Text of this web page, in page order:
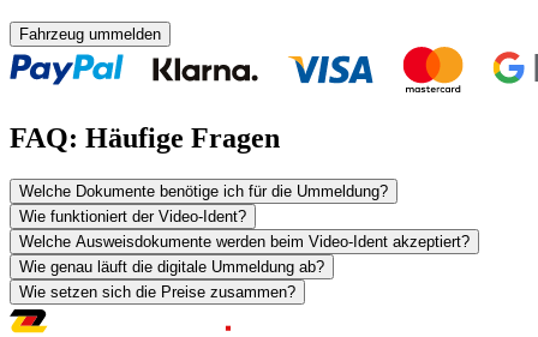
Fahrzeug ummelden
FAQ: Häufige Fragen
Welche Dokumente benötige ich für die Ummeldung?
Wie funktioniert der Video-Ident?
Welche Ausweisdokumente werden beim Video-Ident akzeptiert?
Wie genau läuft die digitale Ummeldung ab?
Wie setzen sich die Preise zusammen?